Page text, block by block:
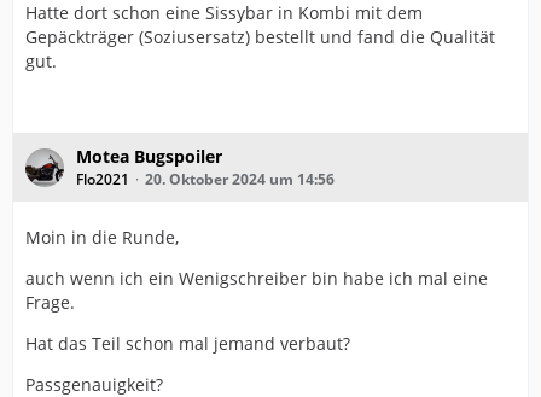
Hatte dort schon eine Sissybar in Kombi mit dem
Gepäckträger (Soziusersatz) bestellt und fand die Qualität
gut.
Motea Bugspoiler
Flo2021 20. Oktober 2024 um 14:56
Moin in die Runde,
auch wenn ich ein Wenigschreiber bin habe ich mal eine
Frage.
Hat das Teil schon mal jemand verbaut?
Passgenauigkeit?